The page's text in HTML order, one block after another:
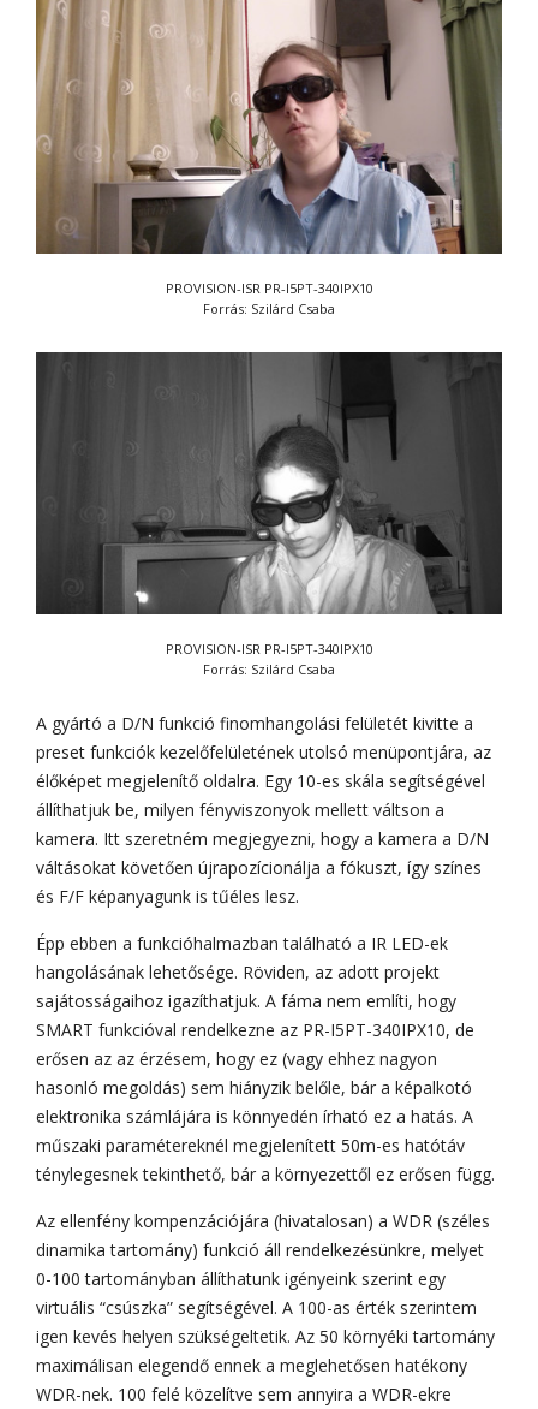
PROVISION-ISR PR-I5PT-340IPX10
Forrás: Szilárd Csaba
PROVISION-ISR PR-I5PT-340IPX10
Forrás: Szilárd Csaba
A gyártó a D/N funkció finomhangolási felületét kivitte a
preset funkciók kezelőfelületének utolsó menüpontjára, az
élőképet megjelenítő oldalra. Egy 10-es skála segítségével
állíthatjuk be, milyen fényviszonyok mellett váltson a
kamera. Itt szeretném megjegyezni, hogy a kamera a D/N
váltásokat követően újrapozícionálja a fókuszt, így színes
és F/F képanyagunk is tűéles lesz.
Épp ebben a funkcióhalmazban található a IR LED-ek
hangolásának lehetősége. Röviden, az adott projekt
sajátosságaihoz igazíthatjuk. A fáma nem említi, hogy
SMART funkcióval rendelkezne az PR-I5PT-340IPX10, de
erősen az az érzésem, hogy ez (vagy ehhez nagyon
hasonló megoldás) sem hiányzik belőle, bár a képalkotó
elektronika számlájára is könnyedén írható ez a hatás. A
műszaki paramétereknél megjelenített 50m-es hatótáv
ténylegesnek tekinthető, bár a környezettől ez erősen függ.
Az ellenfény kompenzációjára (hivatalosan) a WDR (széles
dinamika tartomány) funkció áll rendelkezésünkre, melyet
0-100 tartományban állíthatunk igényeink szerint egy
virtuális “csúszka” segítségével. A 100-as érték szerintem
igen kevés helyen szükségeltetik. Az 50 környéki tartomány
maximálisan elegendő ennek a meglehetősen hatékony
WDR-nek. 100 felé közelítve sem annyira a WDR-ekre